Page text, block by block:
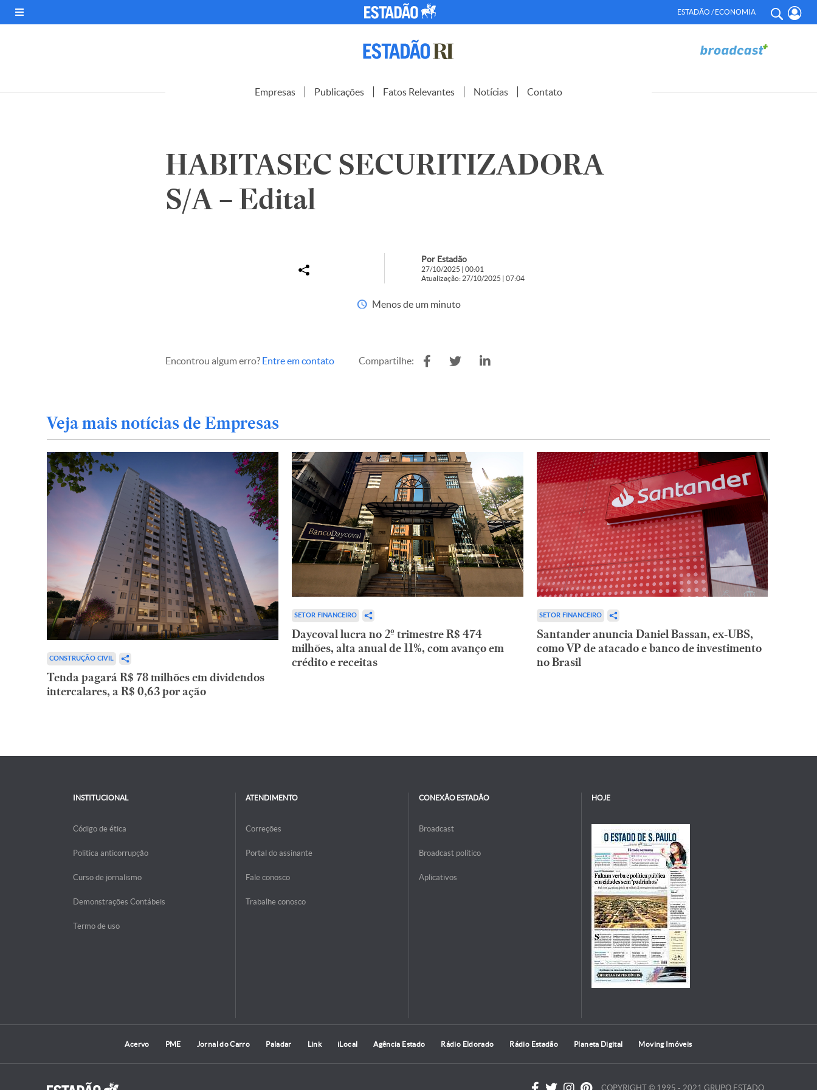
ESTADÃO / ECONOMIA
Empresas Publicações Fatos Relevantes Notícias Contato
HABITASEC SECURITIZADORA
S/A – Edital
Por Estadão
27/10/2025 | 00:01
Atualização: 27/10/2025 | 07:04
Menos de um minuto
Encontrou algum erro? Entre em contato Compartilhe:
Veja mais notícias de Empresas
CONSTRUÇÃO CIVIL
Tenda pagará R$ 78 milhões em dividendos
intercalares, a R$ 0,63 por ação
SETOR FINANCEIRO
Daycoval lucra no 2º trimestre R$ 474
milhões, alta anual de 11%, com avanço em
crédito e receitas
SETOR FINANCEIRO
Santander anuncia Daniel Bassan, ex-UBS,
como VP de atacado e banco de investimento
no Brasil
INSTITUCIONAL
Código de ética
Politica anticorrupção
Curso de jornalismo
Demonstrações Contábeis
Termo de uso
ATENDIMENTO
Correções
Portal do assinante
Fale conosco
Trabalhe conosco
CONEXÃO ESTADÃO
Broadcast
Broadcast político
Aplicativos
HOJE
Acervo PME Jornal do Carro Paladar Link iLocal Agência Estado Rádio Eldorado Rádio Estadão Planeta Digital Moving Imóveis
COPYRIGHT © 1995 - 2021 GRUPO ESTADO